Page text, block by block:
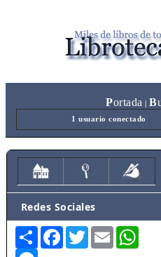
Portada B
1 usuario conectado
Redes Sociales
Share FacebookTwitterEmail